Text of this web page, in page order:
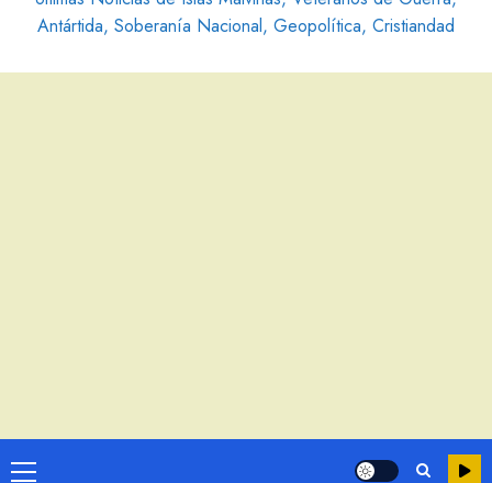
Antártida, Soberanía Nacional, Geopolítica, Cristiandad
Menú